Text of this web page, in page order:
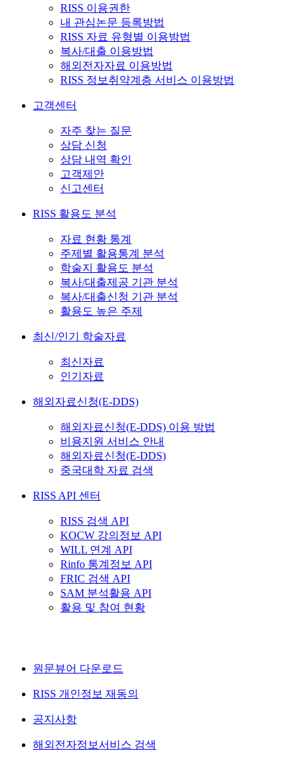
RISS 이용권한
내 관심논문 등록방법
RISS 자료 유형별 이용방법
복사/대출 이용방법
해외전자자료 이용방법
RISS 정보취약계층 서비스 이용방법
고객센터
자주 찾는 질문
상담 신청
상담 내역 확인
고객제안
신고센터
RISS 활용도 분석
자료 현황 통계
주제별 활용통계 분석
학술지 활용도 분석
복사/대출제공 기관 분석
복사/대출신청 기관 분석
활용도 높은 주제
최신/인기 학술자료
최신자료
인기자료
해외자료신청(E-DDS)
해외자료신청(E-DDS) 이용 방법
비용지원 서비스 안내
해외자료신청(E-DDS)
중국대학 자료 검색
RISS API 센터
RISS 검색 API
KOCW 강의정보 API
WILL 연계 API
Rinfo 통계정보 API
FRIC 검색 API
SAM 분석활용 API
활용 및 참여 현황
원문뷰어 다운로드
RISS 개인정보 재동의
공지사항
해외전자정보서비스 검색